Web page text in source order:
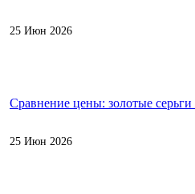
25 Июн 2026
Сравнение цены: золотые
25 Июн 2026